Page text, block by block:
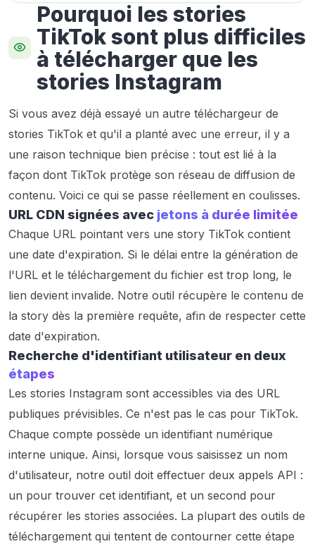
Pourquoi les stories
TikTok sont plus difficiles
à télécharger que les
stories Instagram
Si vous avez déjà essayé un autre téléchargeur de
stories TikTok et qu'il a planté avec une erreur, il y a
une raison technique bien précise : tout est lié à la
façon dont TikTok protège son réseau de diffusion de
contenu. Voici ce qui se passe réellement en coulisses.
URL CDN signées avec jetons à durée limitée
Chaque URL pointant vers une story TikTok contient
une date d'expiration. Si le délai entre la génération de
l'URL et le téléchargement du fichier est trop long, le
lien devient invalide. Notre outil récupère le contenu de
la story dès la première requête, afin de respecter cette
date d'expiration.
Recherche d'identifiant utilisateur en deux
étapes
Les stories Instagram sont accessibles via des URL
publiques prévisibles. Ce n'est pas le cas pour TikTok.
Chaque compte possède un identifiant numérique
interne unique. Ainsi, lorsque vous saisissez un nom
d'utilisateur, notre outil doit effectuer deux appels API :
un pour trouver cet identifiant, et un second pour
récupérer les stories associées. La plupart des outils de
téléchargement qui tentent de contourner cette étape